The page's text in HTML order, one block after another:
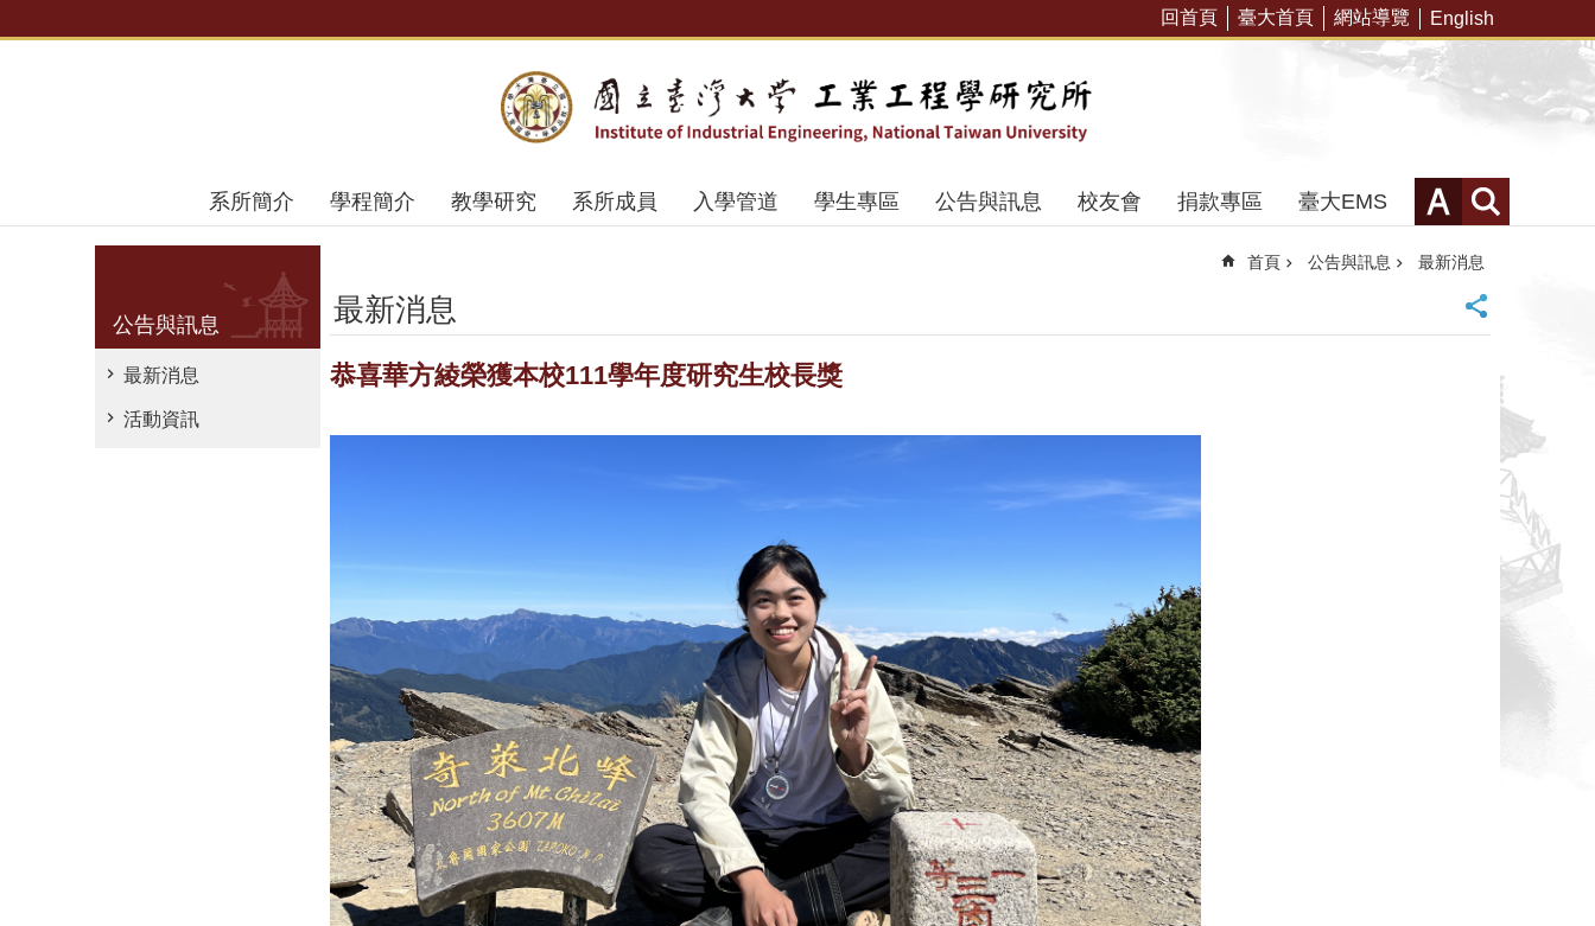
回首頁 臺大首頁 網站導覽 English
系所簡介 學程簡介 教學研究 系所成員 入學管道 學生專區 公告與訊息 校友會 捐款專區 臺大EMS
公告與訊息
最新消息
活動資訊
首頁 公告與訊息 最新消息
最新消息
恭喜華方綾榮獲本校111學年度研究生校長獎